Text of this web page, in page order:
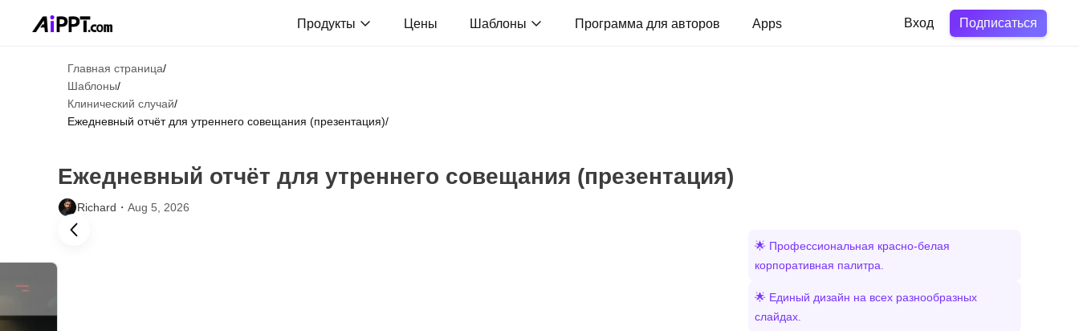
Продукты Цены Шаблоны Программа для авторов Apps Вход Подписаться
Главная страница/
Шаблоны/
Клинический случай/
Ежедневный отчёт для утреннего совещания (презентация)/
Ежедневный отчёт для утреннего совещания (презентация)
Richard・ Aug 5, 2026
🌟 Профессиональная красно-белая
корпоративная палитра.
🌟 Единый дизайн на всех разнообразных
слайдах.